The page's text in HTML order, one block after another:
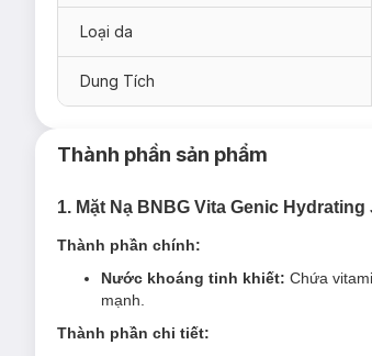
Mặt Nạ BNBG Vita Genic Hydrating
Mọi loại da, đặc biệt là
Loại da
Dung Tích
Thành phần sản phẩm
1. Mặt Nạ BNBG Vita Genic
Thành phần chính:
Nước khoáng tinh khiết: Chứa
mạnh.
Thành phần chi tiết: